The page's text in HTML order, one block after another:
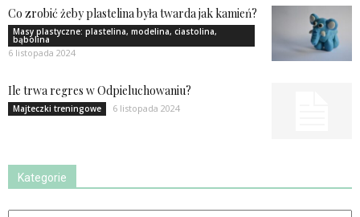
Co zrobić żeby plastelina była twarda jak kamień?
Masy plastyczne: plastelina, modelina, ciastolina,
bąbolina
6 listopada 2024
Ile trwa regres w Odpieluchowaniu?
Majteczki treningowe 6 listopada 2024
Kategorie
Kategorie